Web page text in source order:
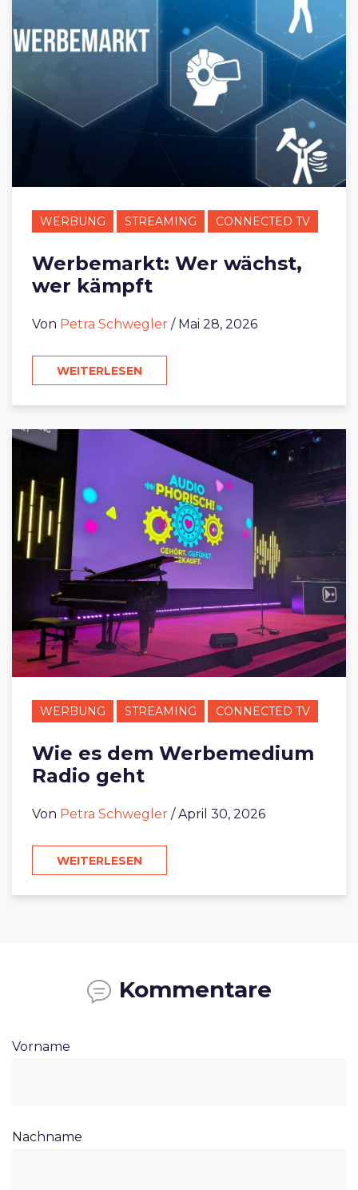
WERBUNG STREAMING CONNECTED TV
Werbemarkt: Wer wächst,
wer kämpft
Von Petra Schwegler / Mai 28, 2026
WEITERLESEN
WERBUNG STREAMING CONNECTED TV
Wie es dem Werbemedium
Radio geht
Von Petra Schwegler / April 30, 2026
WEITERLESEN
Kommentare
Vorname
Nachname